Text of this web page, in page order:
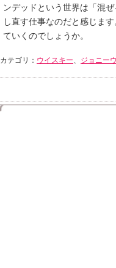
ンデッドという世界は「混
し直す仕事なのだと感じま
ていくのでしょうか。
カテゴリ： ウイスキー、 ジョニー